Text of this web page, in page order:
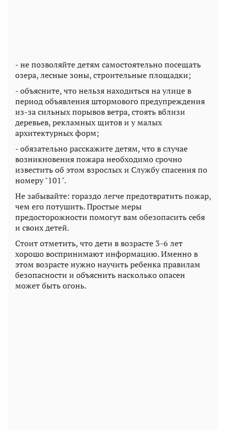
- не позволяйте детям самостоятельно посещать
озера, лесные зоны, строительные площадки;
- объясните, что нельзя находиться на улице в
период объявления штормового предупреждения
из-за сильных порывов ветра, стоять вблизи
деревьев, рекламных щитов и у малых
архитектурных форм;
- обязательно расскажите детям, что в случае
возникновения пожара необходимо срочно
известить об этом взрослых и Службу спасения по
номеру "101".
Не забывайте: гораздо легче предотвратить пожар,
чем его потушить. Простые меры
предосторожности помогут вам обезопасить себя
и своих детей.
Стоит отметить, что дети в возрасте 3-6 лет
хорошо воспринимают информацию. Именно в
этом возрасте нужно научить ребенка правилам
безопасности и объяснить насколько опасен
может быть огонь.